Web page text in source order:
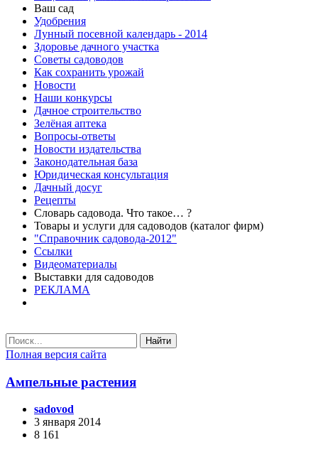
Ваш сад
Удобрения
Лунный посевной календарь - 2014
Здоровье дачного участка
Советы садоводов
Как сохранить урожай
Новости
Наши конкурсы
Дачное строительство
Зелёная аптека
Вопросы-ответы
Новости издательства
Законодательная база
Юридическая консультация
Дачный досуг
Рецепты
Словарь садовода. Что такое… ?
Товары и услуги для садоводов (каталог фирм)
"Справочник садовода-2012"
Ссылки
Видеоматериалы
Выставки для садоводов
РЕКЛАМА
Найти
Полная версия сайта
Ампельные растения
sadovod
3 января 2014
8 161